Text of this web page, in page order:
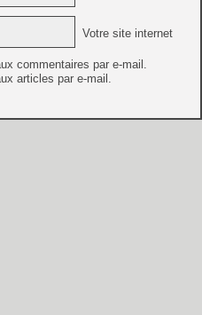
Votre site internet
commentaires par e-mail.
articles par e-mail.